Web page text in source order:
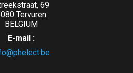
69
Tervuren
BELGIUM
E-mail :